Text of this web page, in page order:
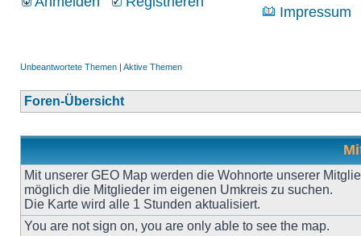
Impressum
Unbeantwortete Themen | Aktive Themen
Foren-Übersicht
Mit unserer GEO Map werden die Wohnorte unserer
möglich die Mitglieder im eigenen Umkreis zu suchen.
Die Karte wird alle 1 Stunden aktualisiert.
You are not sign on, you are only able to see the map.